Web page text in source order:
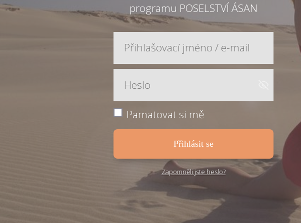
programu POSELSTVÍ ÁSAN
Pamatovat si mě
Přihlásit se
Zapomněli jste heslo?